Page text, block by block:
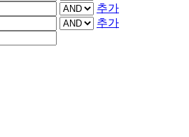
추가
추가